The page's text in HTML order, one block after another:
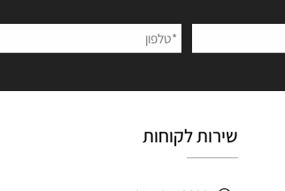
שלנו
על מבצעים ומוצרים חדשים